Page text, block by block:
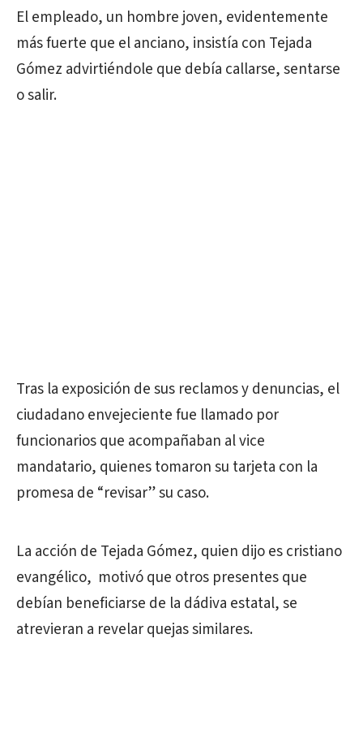
El empleado, un hombre joven, evidentemente
más fuerte que el anciano, insistía con Tejada
Gómez advirtiéndole que debía callarse, sentarse
o salir.
Tras la exposición de sus reclamos y denuncias, el
ciudadano envejeciente fue llamado por
funcionarios que acompañaban al vice
mandatario, quienes tomaron su tarjeta con la
promesa de “revisar” su caso.
La acción de Tejada Gómez, quien dijo es cristiano
evangélico, motivó que otros presentes que
debían beneficiarse de la dádiva estatal, se
atrevieran a revelar quejas similares.